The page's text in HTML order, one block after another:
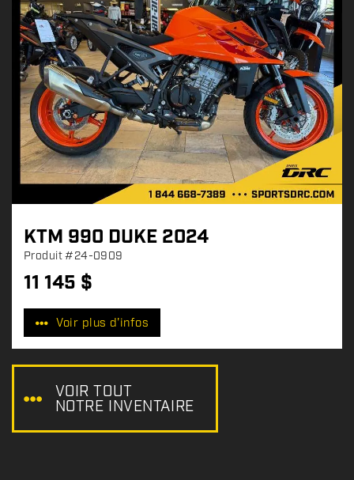
KTM 990 DUKE 2024
Produit#24-0909
P
r
11 145 $
Voir plus d'infos
VOIR TOUT
NOTRE INVENTAIRE